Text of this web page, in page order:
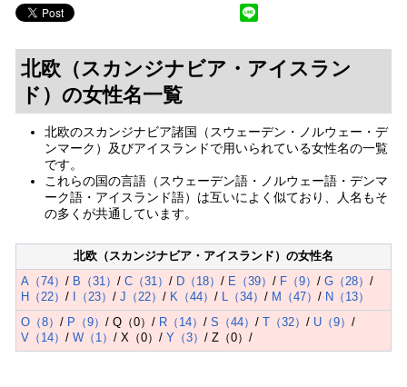
北欧（スカンジナビア・アイスラン
ド）の女性名一覧
北欧のスカンジナビア諸国（スウェーデン・ノルウェー・デ
ンマーク）及びアイスランドで用いられている女性名の一覧
です。
これらの国の言語（スウェーデン語・ノルウェー語・デンマ
ーク語・アイスランド語）は互いによく似ており、人名もそ
の多くが共通しています。
北欧（スカンジナビア・アイスランド）の女性名
A（74） / B（31） / C（31） / D（18） / E（39） / F（9） / G（28） /
H（22） / I（23） / J（22） / K（44） / L（34） / M（47） / N（13）
O（8） / P（9） / Q（0）/ R（14） / S（44） / T（32） / U（9） /
V（14） / W（1） / X（0）/ Y（3） / Z（0）/